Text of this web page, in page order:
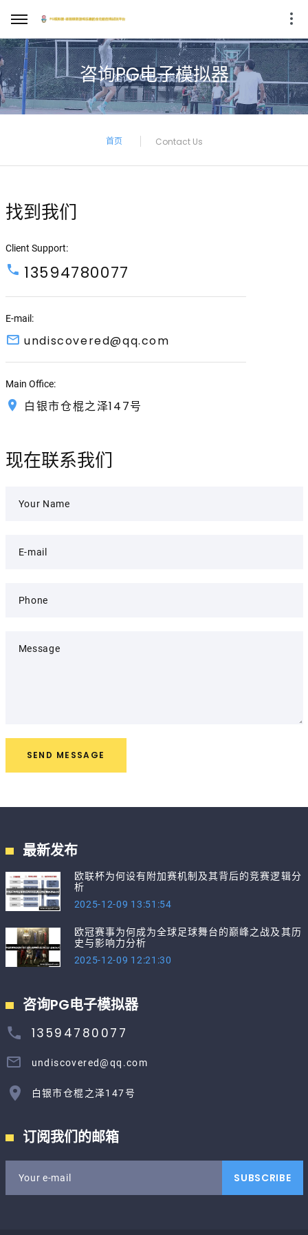
咨询PG电子模拟器
首页 Contact Us
找到我们
Client Support:
13594780077
E-mail:
undiscovered@qq.com
Main Office:
白银市仓棍之泽147号
现在联系我们
Your Name
E-mail
Phone
Message
SEND MESSAGE
最新发布
欧联杯为何设有附加赛机制及其背后的竞赛逻辑分
析
2025-12-09 13:51:54
欧冠赛事为何成为全球足球舞台的巅峰之战及其历
史与影响力分析
2025-12-09 12:21:30
咨询PG电子模拟器
13594780077
undiscovered@qq.com
白银市仓棍之泽147号
订阅我们的邮箱
Your e-mail SUBSCRIBE